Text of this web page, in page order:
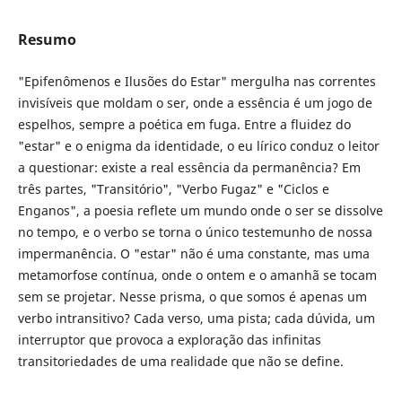
Resumo
"Epifenômenos e Ilusões do Estar" mergulha nas correntes
invisíveis que moldam o ser, onde a essência é um jogo de
espelhos, sempre a poética em fuga. Entre a fluidez do
"estar" e o enigma da identidade, o eu lírico conduz o leitor
a questionar: existe a real essência da permanência? Em
três partes, "Transitório", "Verbo Fugaz" e "Ciclos e
Enganos", a poesia reflete um mundo onde o ser se dissolve
no tempo, e o verbo se torna o único testemunho de nossa
impermanência. O "estar" não é uma constante, mas uma
metamorfose contínua, onde o ontem e o amanhã se tocam
sem se projetar. Nesse prisma, o que somos é apenas um
verbo intransitivo? Cada verso, uma pista; cada dúvida, um
interruptor que provoca a exploração das infinitas
transitoriedades de uma realidade que não se define.